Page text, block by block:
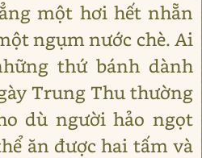
một hơi hết nhẵn
ngụm nước chè. Ai
thứ bánh dành
Trung Thu thường
dù người hảo ngọt
ăn được hai tấm và